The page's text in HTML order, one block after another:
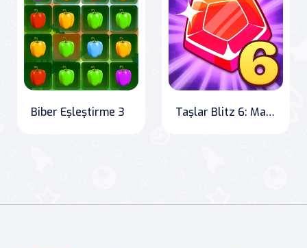
Biber Eşleştirme 3 Taşlar Blitz 6: Maya Tapınakları